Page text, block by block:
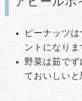
ピーナッツ
ントになりま
野菜は茹で
ておいしいと